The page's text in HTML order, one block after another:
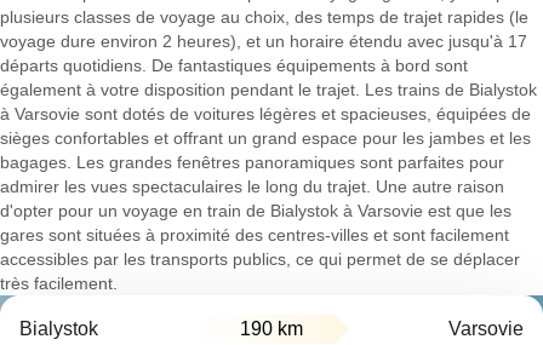
plusieurs classes de voyage au choix, des temps de trajet rapides (le
voyage dure environ 2 heures), et un horaire étendu avec jusqu'à 17
départs quotidiens. De fantastiques équipements à bord sont
également à votre disposition pendant le trajet. Les trains de Bialystok
à Varsovie sont dotés de voitures légères et spacieuses, équipées de
sièges confortables et offrant un grand espace pour les jambes et les
bagages. Les grandes fenêtres panoramiques sont parfaites pour
admirer les vues spectaculaires le long du trajet. Une autre raison
d'opter pour un voyage en train de Bialystok à Varsovie est que les
gares sont situées à proximité des centres-villes et sont facilement
accessibles par les transports publics, ce qui permet de se déplacer
très facilement.
Bialystok 190 km Varsovie